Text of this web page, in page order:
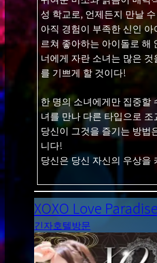
성 학교로, 언제든지 만날
아직 경험이 부족한 신인
르쳐 좋아하는 아이돌로 해
너에게 자란 소녀는 많은
를 기쁘게 할 것이다!
한 명의 소녀에게만 집중할
녀를 만나 다른 타입으로
당신이 그것을 즐기는 방법
니다!
당신은 당신 자신의 우상을
XOXO Love Paradise
긴자호텔방문